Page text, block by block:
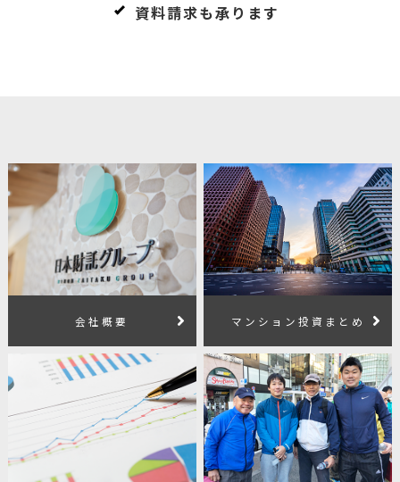
資料請求も承ります
会社概要 マンション投資まとめ